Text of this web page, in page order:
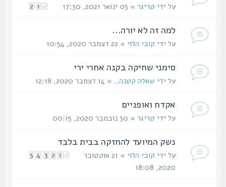
2 על ידיטריגר» 05 ינואר 2021, 17:30
למה זה לא יורה...
על ידיקובי הלוי» 22 דצמבר 2020, 10:54
סימני שחיקה בקנה אחרי ירי
על ידישאלה קטנה..» 14 דצמבר 2020, 12:18
אקדח ואופניים
על ידיטריגר» 30 נובמבר 2020, 00:15
נשק המיועד להחזקה בבית בלבד
2
3
4
5 על ידיקובי הלוי
» 21 אוקטובר
2020, 18:08